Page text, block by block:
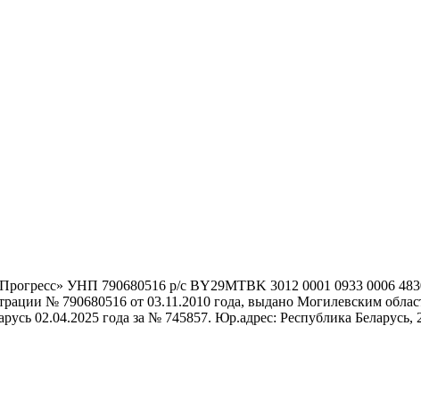
УНП 790680516 р/с BY29MTBK 3012 0001 0933
№ 790680516 от 03.11.2010 года, выдано Могилевским
02.04.2025 года за № 745857. Юр.адрес: Республика